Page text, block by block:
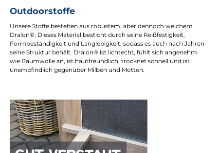
Outdoorstoffe
Unsere Stoffe bestehen aus robustem, aber dennoch weichem
Dralon®. Dieses Material besticht durch seine Reißfestigkeit,
Formbeständigkeit und Langlebigkeit, sodass es auch nach Jahren
seine Struktur behält. Dralon® ist lichtecht, fühlt sich angenehm
wie Baumwolle an, ist hautfreundlich, trocknet schnell und ist
unempfindlich gegenüber Milben und Motten.